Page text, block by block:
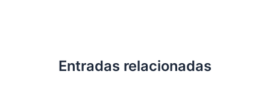
Entradas relacionadas